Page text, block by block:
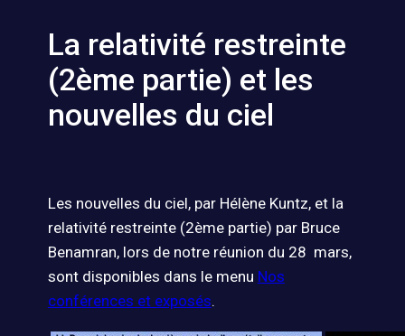
La relativité restreinte
(2ème partie) et les
nouvelles du ciel
Les nouvelles du ciel, par Hélène Kuntz, et la
relativité restreinte (2ème partie) par Bruce
Benamran, lors de notre réunion du 28 mars,
sont disponibles dans le menu Nos
conférences et exposés.